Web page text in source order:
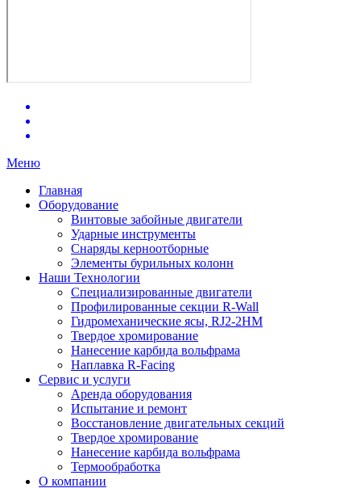
Меню
Главная
Оборудование
Винтовые забойные двигатели
Ударные инструменты
Снаряды керноотборные
Элементы бурильных колонн
Наши Технологии
Специализированные двигатели
Профилированные секции R-Wall
Гидромеханические ясы, RJ2-2HM
Твердое хромирование
Нанесение карбида вольфрама
Наплавка R-Facing
Сервис и услуги
Аренда оборудования
Испытание и ремонт
Восстановление двигательных секций
Твердое хромирование
Нанесение карбида вольфрама
Термообработка
О компании